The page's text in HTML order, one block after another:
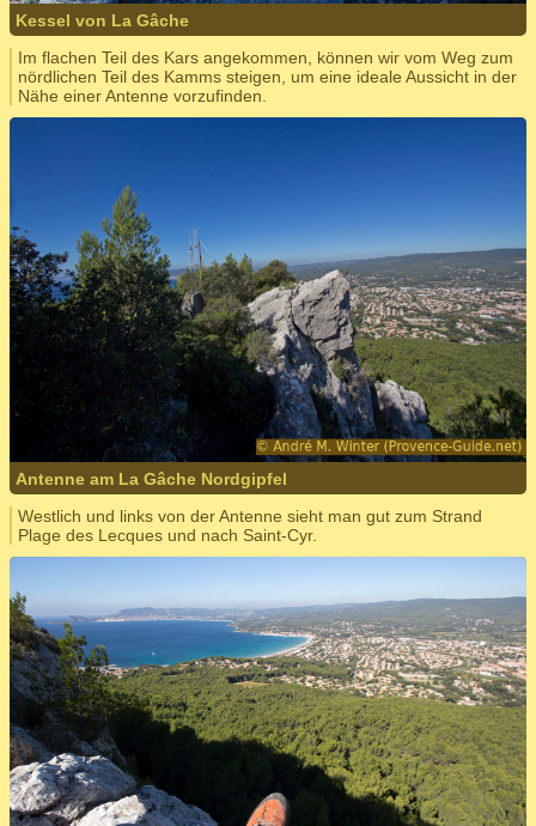
Kessel von La Gâche
Im flachen Teil des Kars angekommen, können wir vom Weg zum
nördlichen Teil des Kamms steigen, um eine ideale Aussicht in der
Nähe einer Antenne vorzufinden.
Antenne am La Gâche Nordgipfel
Westlich und links von der Antenne sieht man gut zum Strand
Plage des Lecques und nach Saint-Cyr.